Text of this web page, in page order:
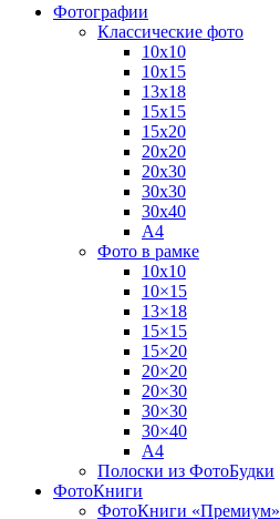
Фотографии
Классические фото
10х10
10х15
13х18
15х15
15х20
20х20
20х30
30х30
30х40
А4
Фото в рамке
10х10
10×15
13×18
15×15
15×20
20×20
20×30
30×30
30×40
A4
Полоски из ФотоБудки
ФотоКниги
ФотоКниги «Премиум»